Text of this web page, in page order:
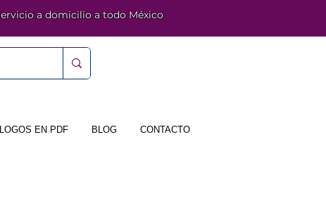
a domicilio a todo México
EN PDF BLOG CONTACTO